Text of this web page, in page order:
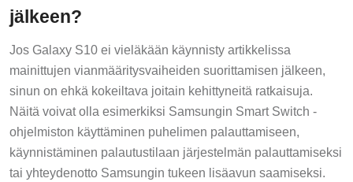
jälkeen?
Jos Galaxy S10 ei vieläkään käynnisty artikkelissa
mainittujen vianmääritysvaiheiden suorittamisen jälkeen,
sinun on ehkä kokeiltava joitain kehittyneitä ratkaisuja.
Näitä voivat olla esimerkiksi Samsungin Smart Switch -
ohjelmiston käyttäminen puhelimen palauttamiseen,
käynnistäminen palautustilaan järjestelmän palauttamiseksi
tai yhteydenotto Samsungin tukeen lisäavun saamiseksi.